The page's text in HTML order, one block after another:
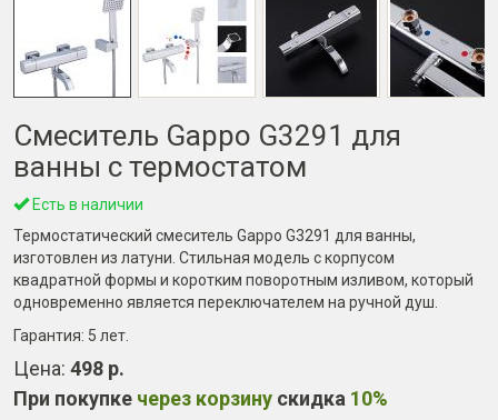
Смеситель Gappo G3291 для
ванны с термостатом
Есть в наличии
Термостатический смеситель Gappo G3291 для ванны,
изготовлен из латуни. Стильная модель с корпусом
квадратной формы и коротким поворотным изливом, который
одновременно является переключателем на ручной душ.
Гарантия: 5 лет
Цена: 498 р.
При покупке через корзину скидка 10%